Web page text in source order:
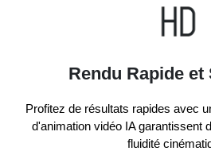
Rendu Rapide et
Profitez de résultats rapides avec
d'animation vidéo IA garantissent
fluidité